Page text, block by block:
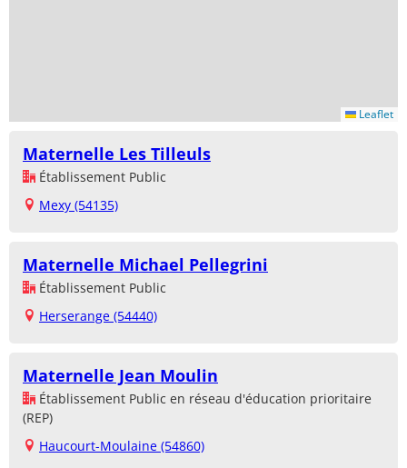
Leaflet
Maternelle Les Tilleuls
Établissement Public
Mexy (54135)
Maternelle Michael Pellegrini
Établissement Public
Herserange (54440)
Maternelle Jean Moulin
Établissement Public en réseau d'éducation prioritaire
(REP)
Haucourt-Moulaine (54860)